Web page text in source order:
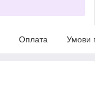
Оплата Умови